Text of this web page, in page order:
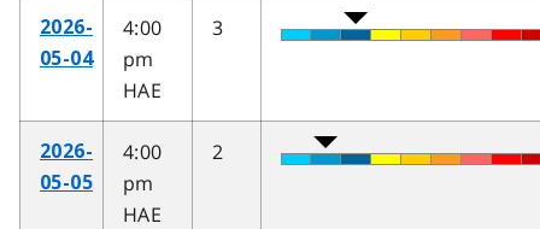
2026-
05-04
4:00
pm
HAE
3
2026-
05-05
4:00
pm
HAE
2